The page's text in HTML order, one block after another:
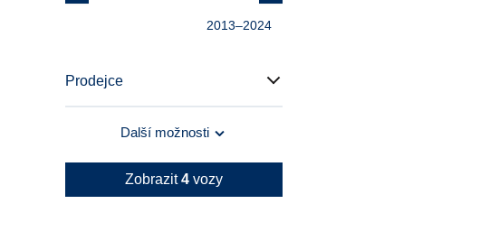
2013–2024
Prodejce
Další možnosti
Zobrazit4 vozy